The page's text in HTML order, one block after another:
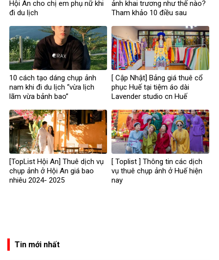
Hội An cho chị em phụ nữ khi
đi du lịch
ảnh khai trương như thế nào?
Tham khảo 10 điều sau
10 cách tạo dáng chụp ảnh
nam khi đi du lịch “vừa lịch
lãm vừa bảnh bao”
[ Cập Nhật] Bảng giá thuê cổ
phục Huế tại tiệm áo dài
Lavender studio cn Huế
[TopList Hội An] Thuê dịch vụ
chụp ảnh ở Hội An giá bao
nhiêu 2024- 2025
[ Toplist ] Thông tin các dịch
vụ thuê chụp ảnh ở Huế hiện
nay
Tin mới nhất